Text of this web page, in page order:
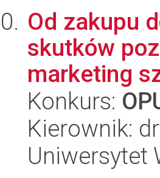
Od zakupu
skutków
marketing
Konkurs:
Kierownik:
Uniwersytet